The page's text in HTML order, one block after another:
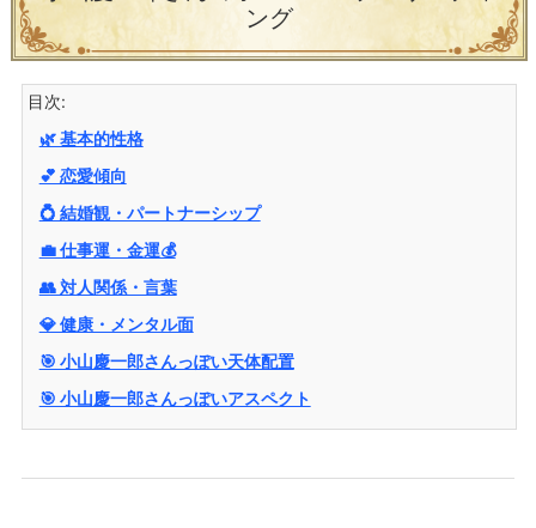
ング
目次:
🌿 基本的性格
💕 恋愛傾向
💍 結婚観・パートナーシップ
💼 仕事運・金運💰
👥 対人関係・言葉
💎 健康・メンタル面
🎯 小山慶一郎さんっぽい天体配置
🎯 小山慶一郎さんっぽいアスペクト